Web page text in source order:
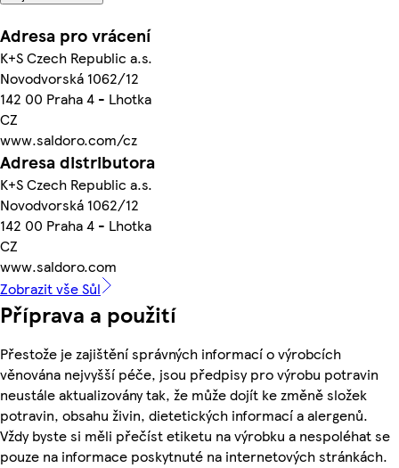
Adresa pro vrácení
K+S Czech Republic a.s.
Novodvorská 1062/12
142 00 Praha 4 - Lhotka
CZ
www.saldoro.com/cz
Adresa distributora
K+S Czech Republic a.s.
Novodvorská 1062/12
142 00 Praha 4 - Lhotka
CZ
www.saldoro.com
Zobrazit vše Sůl
Příprava a použití
Přestože je zajištění správných informací o výrobcích
věnována nejvyšší péče, jsou předpisy pro výrobu potravin
neustále aktualizovány tak, že může dojít ke změně složek
potravin, obsahu živin, dietetických informací a alergenů.
Vždy byste si měli přečíst etiketu na výrobku a nespoléhat se
pouze na informace poskytnuté na internetových stránkách.